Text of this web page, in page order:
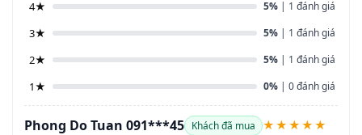
4★ 5% | 1 đánh giá
3★ 5% | 1 đánh giá
2★ 5% | 1 đánh giá
1★ 0% | 0 đánh giá
Phong Do Tuan 091***45 Khách đã mua ★★★★★